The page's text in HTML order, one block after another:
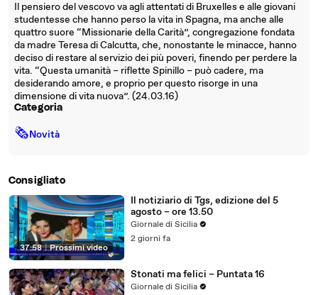
Il pensiero del vescovo va agli attentati di Bruxelles e alle giovani
studentesse che hanno perso la vita in Spagna, ma anche alle
quattro suore “Missionarie della Carità”, congregazione fondata
da madre Teresa di Calcutta, che, nonostante le minacce, hanno
deciso di restare al servizio dei più poveri, finendo per perdere la
vita. “Questa umanità – riflette Spinillo – può cadere, ma
desiderando amore, e proprio per questo risorge in una
dimensione di vita nuova”. (24.03.16)
Categoria
🗞Novità
Consigliato
37:58 | Prossimi video
Il notiziario di Tgs, edizione del 5
agosto – ore 13.50
Giornale di Sicilia
2 giorni fa
Stonati ma felici – Puntata 16
Giornale di Sicilia